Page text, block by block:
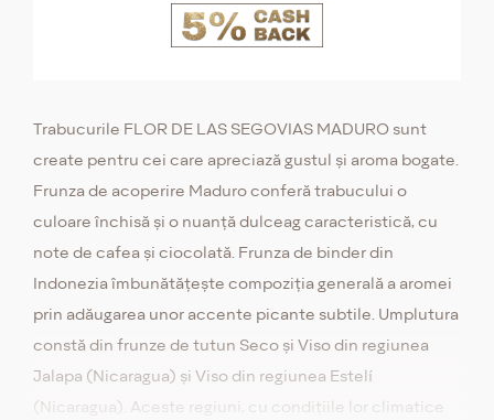
Trabucurile FLOR DE LAS SEGOVIAS MADURO sunt
create pentru cei care apreciază gustul și aroma bogate.
Frunza de acoperire Maduro conferă trabucului o
culoare închisă și o nuanță dulceag caracteristică, cu
note de cafea și ciocolată. Frunza de binder din
Indonezia îmbunătățește compoziția generală a aromei
prin adăugarea unor accente picante subtile. Umplutura
constă din frunze de tutun Seco și Viso din regiunea
Jalapa (Nicaragua) și Viso din regiunea Estelí
(Nicaragua). Aceste regiuni, cu condițiile lor climatice